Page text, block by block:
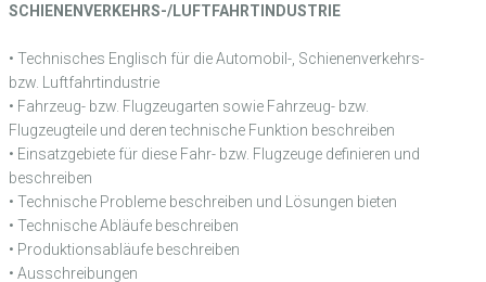
SCHIENENVERKEHRS-/LUFTFAHRTINDUSTRIE
• Technisches Englisch für die Automobil-, Schienenverkehrs-
bzw. Luftfahrtindustrie
• Fahrzeug- bzw. Flugzeugarten sowie Fahrzeug- bzw.
Flugzeugteile und deren technische Funktion beschreiben
• Einsatzgebiete für diese Fahr- bzw. Flugzeuge definieren und
beschreiben
• Technische Probleme beschreiben und Lösungen bieten
• Technische Abläufe beschreiben
• Produktionsabläufe beschreiben
• Ausschreibungen